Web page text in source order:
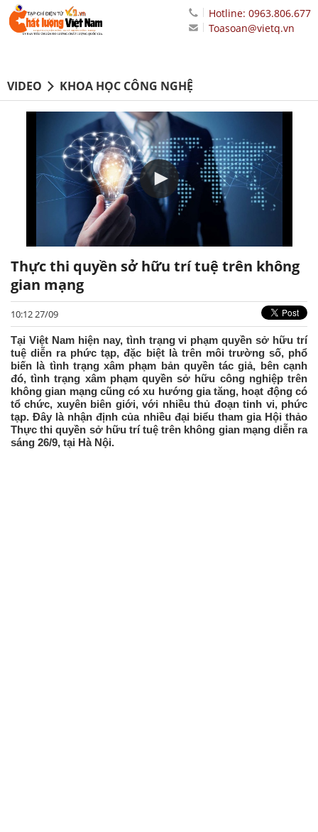
Hotline: 0963.806.677
Toasoan@vietq.vn
VIDEO KHOA HỌC CÔNG NGHỆ
Thực thi quyền sở hữu trí tuệ trên không
gian mạng
10:12 27/09
Tại Việt Nam hiện nay, tình trạng vi phạm quyền sở hữu trí
tuệ diễn ra phức tạp, đặc biệt là trên môi trường số, phổ
biến là tình trạng xâm phạm bản quyền tác giả, bên cạnh
đó, tình trạng xâm phạm quyền sở hữu công nghiệp trên
không gian mạng cũng có xu hướng gia tăng, hoạt động có
tổ chức, xuyên biên giới, với nhiều thủ đoạn tinh vi, phức
tạp. Đây là nhận định của nhiều đại biểu tham gia Hội thảo
Thực thi quyền sở hữu trí tuệ trên không gian mạng diễn ra
sáng 26/9, tại Hà Nội.